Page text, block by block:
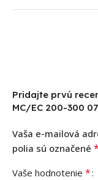
Pridajte prvú
MC/EC 200-300
Vaša e-mailová
polia sú označené *
Vaše hodnotenie *